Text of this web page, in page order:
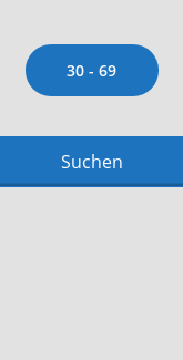
30 - 69
Suchen